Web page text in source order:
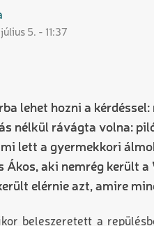
5. - 11:37
lehet hozni a
nélkül rávágta volna:
lett a gyermekkori
Ákos, aki nemrég került
elérnie azt, amire
beleszeretett a